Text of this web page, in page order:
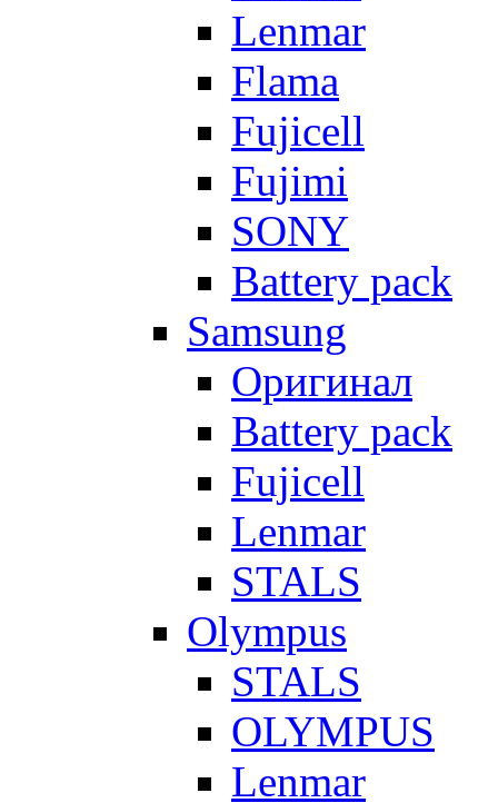
Lenmar
Flama
Fujicell
Fujimi
SONY
Battery pack
Samsung
Оригинал
Battery pack
Fujicell
Lenmar
STALS
Olympus
STALS
OLYMPUS
Lenmar